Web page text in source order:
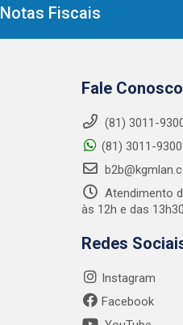
Notas Fiscais
Fale Conosco
(81) 3011-
(81) 3011-9300
Atendimento
às 12h e das
Redes
Instagram
Facebook